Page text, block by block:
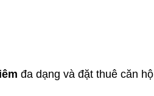
đa dạng và đặt thuê căn hộ